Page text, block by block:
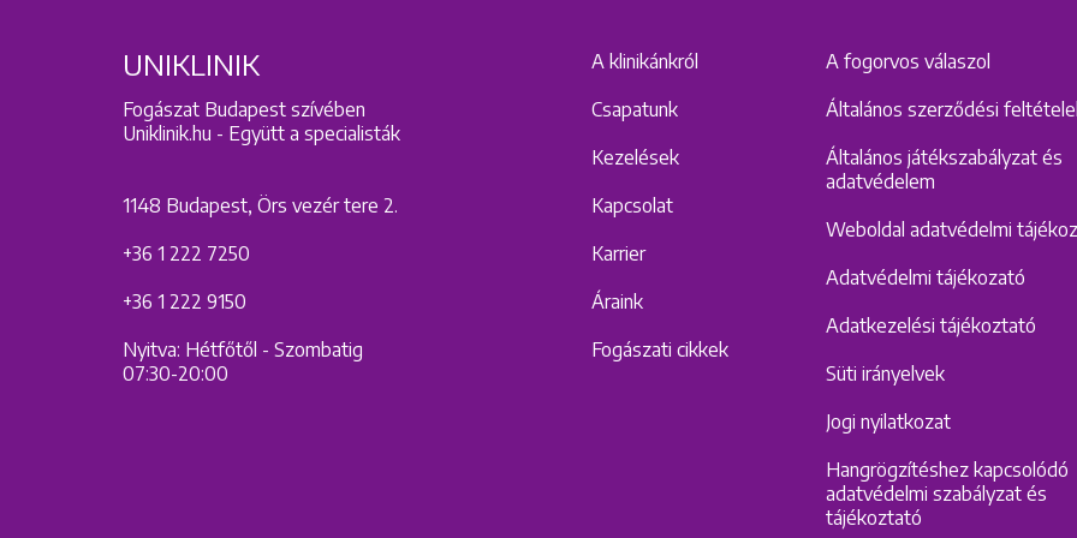
UNIKLINIK
Fogászat Budapest szívében
Uniklinik.hu - Együtt a specialisták
1148 Budapest, Örs vezér tere 2.
+36 1 222 7250
+36 1 222 9150
Nyitva: Hétfőtől - Szombatig
07:30-20:00
A klinikánkról
Csapatunk
Kezelések
Kapcsolat
Karrier
Áraink
Fogászati cikkek
A fogorvos válaszol
Általános szerződési
Általános játékszabályzat és
adatvédelem
Weboldal adatvédelmi
Adatvédelmi tájékozató
Adatkezelési tájékoztató
Süti irányelvek
Jogi nyilatkozat
Hangrögzítéshez kapcsolódó
adatvédelmi szabályzat és
tájékoztató